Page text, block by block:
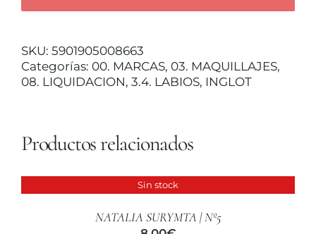
CUERPO Y BAÑO
HOMBRE
CUIDADO CAPILAR
517
SKU: 5901905008663
Categorías: 00. MARCAS, 03. MAQUILLAJES,
08. LIQUIDACION, 3.4. LABIOS, INGLOT
Productos relacionados
Sin stock
NATALIA SURYMTA | Nº5